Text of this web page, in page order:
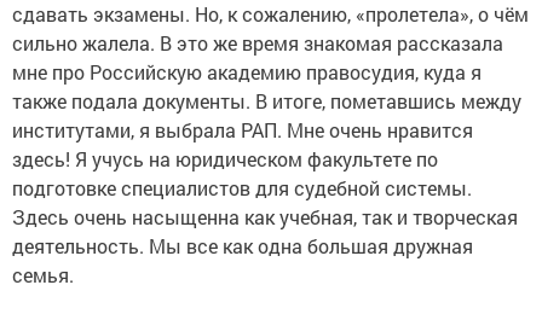
сдавать экзамены. Но, к сожалению, «пролетела», о чём
сильно жалела. В это же время знакомая рассказала
мне про Российскую академию правосудия, куда я
также подала документы. В итоге, пометавшись между
институтами, я выбрала РАП. Мне очень нравится
здесь! Я учусь на юридическом факультете по
подготовке специалистов для судебной системы.
Здесь очень насыщенна как учебная, так и творческая
деятельность. Мы все как одна большая дружная
семья.